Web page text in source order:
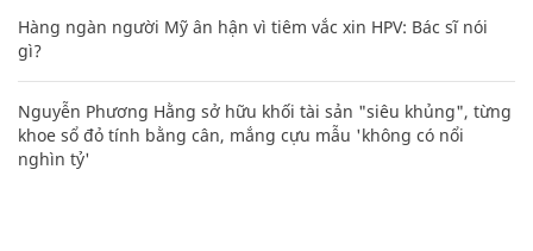
Hàng ngàn người Mỹ ân hận vì tiêm vắc xin HPV: Bác sĩ nói
gì?
Nguyễn Phương Hằng sở hữu khối tài sản "siêu khủng", từng
khoe sổ đỏ tính bằng cân, mắng cựu mẫu 'không có nổi
nghìn tỷ'